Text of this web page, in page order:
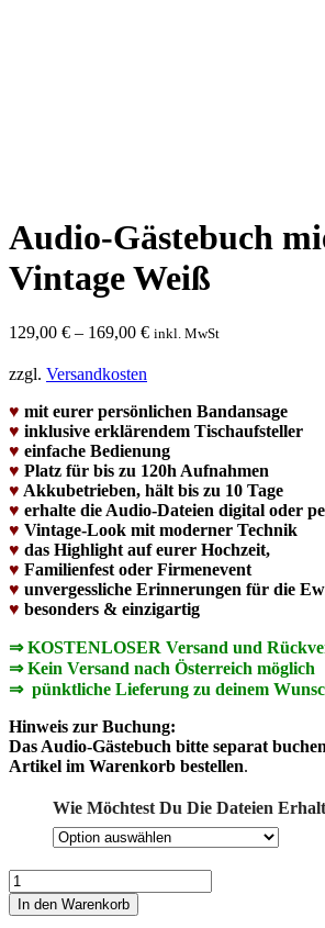
Audio-Gästebuch
Vintage Weiß
129,00 € – 169,00 € inkl. MwSt
zzgl. Versandkosten
♥ mit eurer persönlichen Bandansage
♥ inklusive erklärendem Tischaufsteller
♥ einfache Bedienung
♥ Platz für bis zu 120h Aufnahmen
♥ Akkubetrieben, hält bis zu 10 Tage
♥ erhalte die Audio-Dateien digital oder
♥ Vintage-Look mit moderner Technik
♥ das Highlight auf eurer Hochzeit,
♥ Familienfest oder Firmenevent
♥ unvergessliche Erinnerungen für die
♥ besonders & einzigartig
⇒ KOSTENLOSER Versand und
⇒ Kein Versand nach Österreich möglich
⇒pünktliche Lieferung zu deinem
Hinweis zur Buchung:
Das Audio-Gästebuch bitte separat
Artikel im Warenkorb bestellen.
Wie Möchtest Du Die Dateien
Audio-
Gästebuch
mieten
In den Warenkorb